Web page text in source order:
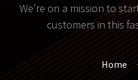
We’re on a mission to
customers in this
Home